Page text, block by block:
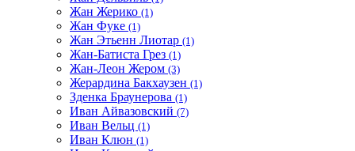
Жан Жерико (1)
Жан Фуке (1)
Жан Этьенн Лиотар (1)
Жан-Батиста Грез (1)
Жан-Леон Жером (3)
Жерардина Бакхаузен (1)
Зденка Браунерова (1)
Иван Айвазовский (7)
Иван Вельц (1)
Иван Клюн (1)